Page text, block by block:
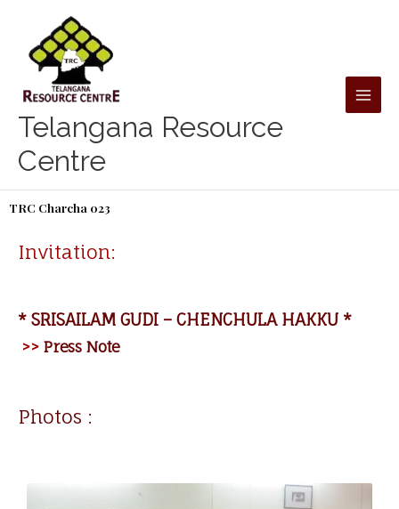
content
Telangana Resource
Centre
TRC Charcha 023
Invitation:
* SRISAILAM GUDI – CHENCHULA HAKKU *
>> Press Note
Photos :